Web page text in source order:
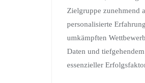
Zielgruppe zunehmend
personalisierte
umkämpften
Daten und
essenzieller